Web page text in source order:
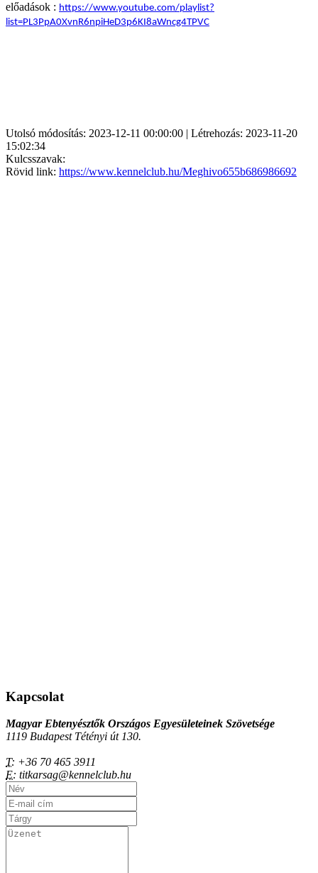
előadások : https://www.youtube.com/playlist?
list=PL3PpA0XvnR6npiHeD3p6KI8aWncg4TPVC
Utolsó módosítás: 2023-12-11 00:00:00 | Létrehozás: 2023-11-20
15:02:34
Kulcsszavak:
Rövid link: https://www.kennelclub.hu/Meghivo655b686986692
Kapcsolat
Magyar Ebtenyésztők Országos Egyesületeinek Szövetsége
1119 Budapest Tétényi út 130.
T: +36 70 465 3911
E: titkarsag@kennelclub.hu